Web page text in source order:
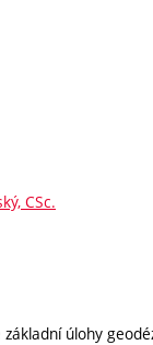
CSc.
úlohy